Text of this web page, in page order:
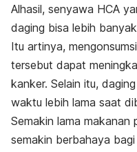
Alhasil, senyawa HCA
daging bisa lebih
Itu artinya,
tersebut dapat
kanker. Selain itu,
waktu lebih lama saat
Semakin lama makanan
semakin berbahaya